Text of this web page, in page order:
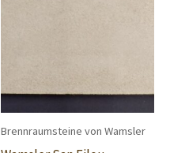
Brennraumsteine von Wamsler